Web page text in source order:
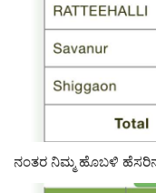
ನಂತರ ನಿಮ್ಮ ಹೊಬಳಿ